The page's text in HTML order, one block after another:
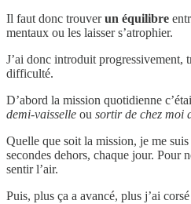
Il faut donc trouverun équilibre
mentaux ou les laisser s’atrophier.
J’ai donc introduit progressivement,
difficulté.
D’abord la mission quotidienne
demi-vaisselle ou sortir de chez moi
Quelle que soit la mission, je me
secondes dehors, chaque jour. Pour
sentir l’air.
Puis, plus ça a avancé, plus j’ai